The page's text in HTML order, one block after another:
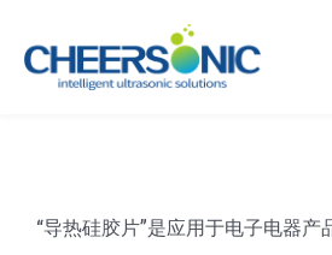
content
“导热硅胶片”是应用于电子电器